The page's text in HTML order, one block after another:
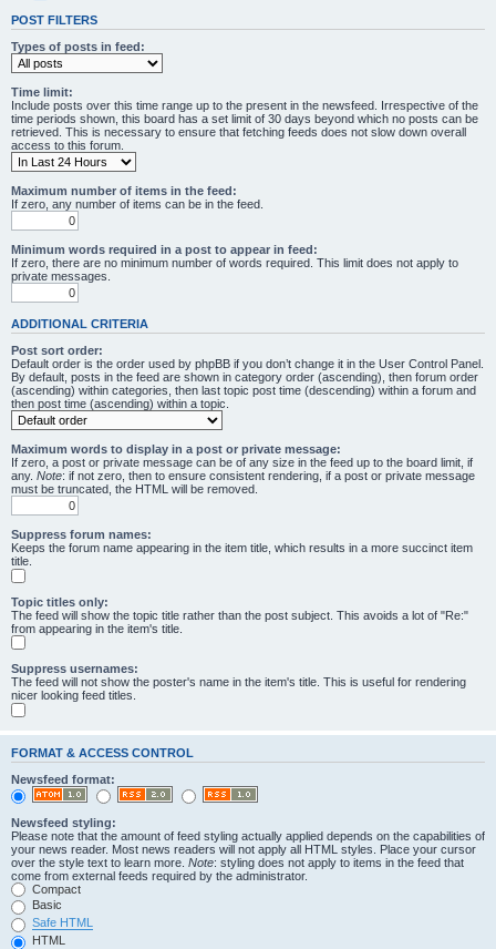
POST FILTERS
Types of posts in feed:
Time limit:
Include posts over this time range up to the present in the newsfeed. Irrespective of the
time periods shown, this board has a set limit of 30 days beyond which no posts can be
retrieved. This is necessary to ensure that fetching feeds does not slow down overall
access to this forum.
Maximum number of items in the feed:
If zero, any number of items can be in the feed.
Minimum words required in a post to appear in feed:
If zero, there are no minimum number of words required. This limit does not apply to
private messages.
ADDITIONAL CRITERIA
Post sort order:
Default order is the order used by phpBB if you don’t change it in the User Control Panel.
By default, posts in the feed are shown in category order (ascending), then forum order
(ascending) within categories, then last topic post time (descending) within a forum and
then post time (ascending) within a topic.
Maximum words to display in a post or private message:
If zero, a post or private message can be of any size in the feed up to the board limit, if
any. Note: if not zero, then to ensure consistent rendering, if a post or private message
must be truncated, the HTML will be removed.
Suppress forum names:
Keeps the forum name appearing in the item title, which results in a more succinct item
title.
Topic titles only:
The feed will show the topic title rather than the post subject. This avoids a lot of "Re:"
from appearing in the item's title.
Suppress usernames:
The feed will not show the poster's name in the item's title. This is useful for rendering
nicer looking feed titles.
FORMAT & ACCESS CONTROL
Newsfeed format:
Newsfeed styling:
Please note that the amount of feed styling actually applied depends on the capabilities of
your news reader. Most news readers will not apply all HTML styles. Place your cursor
over the style text to learn more. Note: styling does not apply to items in the feed that
come from external feeds required by the administrator.
Compact
Basic
Safe HTML
HTML